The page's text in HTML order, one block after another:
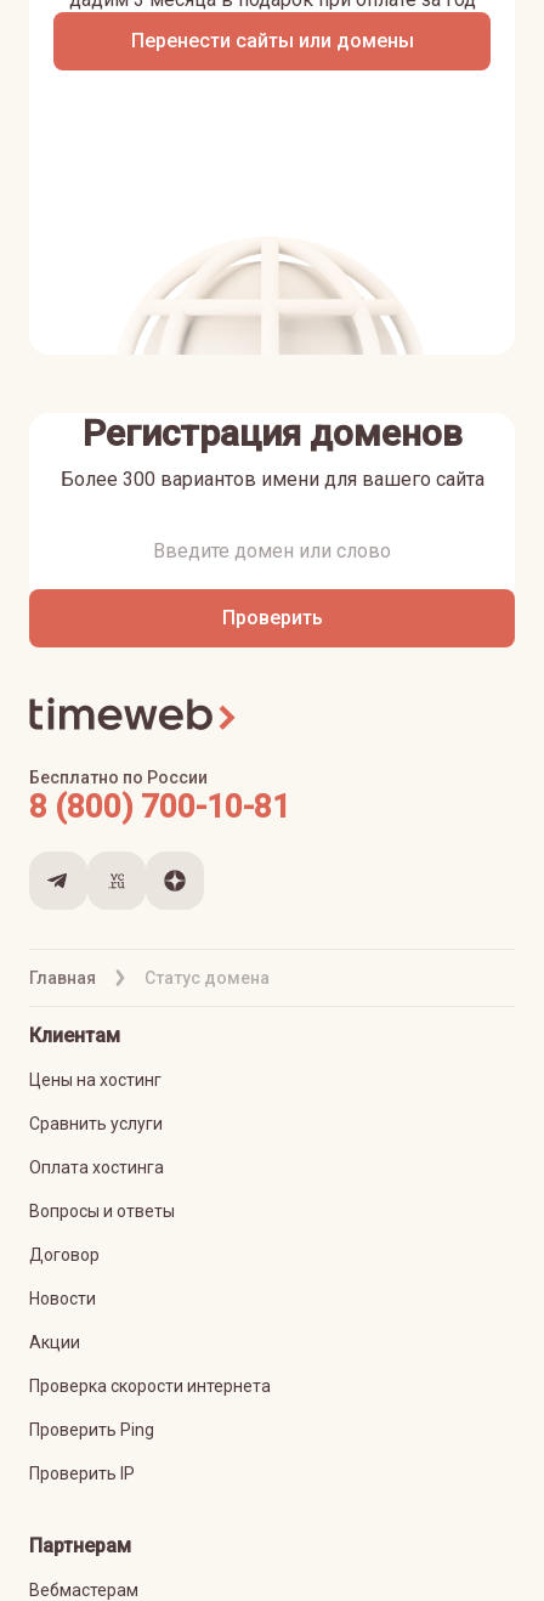
Перенести сайты или домены
Регистрация доменов
Более 300 вариантов имени для вашего сайта
Проверить
Главная Статус домена
Бесплатно по России
8 (800) 700-10-81
Клиентам
Цены на хостинг
Сравнить услуги
Оплата хостинга
Вопросы и ответы
Договор
Новости
Акции
Проверка скорости интернета
Проверить Ping
Проверить IP
Партнерам
Вебмастерам